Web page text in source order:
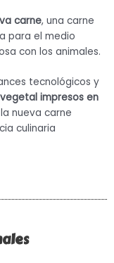
carne, una carne
para el medio
con los animales.
tecnológicos y
impresos en
nueva carne
culinaria